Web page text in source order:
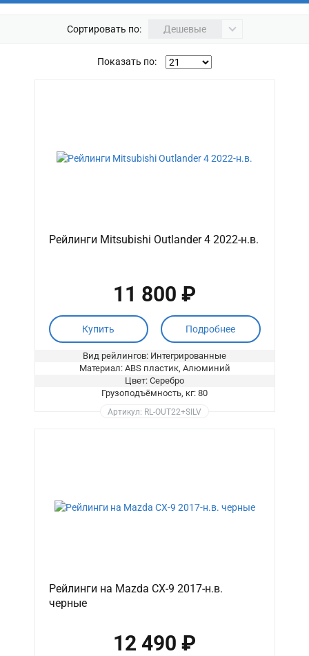
Сортировать по: Дешевые
Показать по:
Рейлинги Mitsubishi Outlander 4 2022-н.в.
11 800 ₽
Купить Подробнее
Вид рейлингов: Интегрированные
Материал: ABS пластик, Алюминий
Цвет: Серебро
Грузоподъёмность, кг: 80
Артикул: RL-OUT22+SILV
Рейлинги на Mazda CX-9 2017-н.в.
черные
12 490 ₽